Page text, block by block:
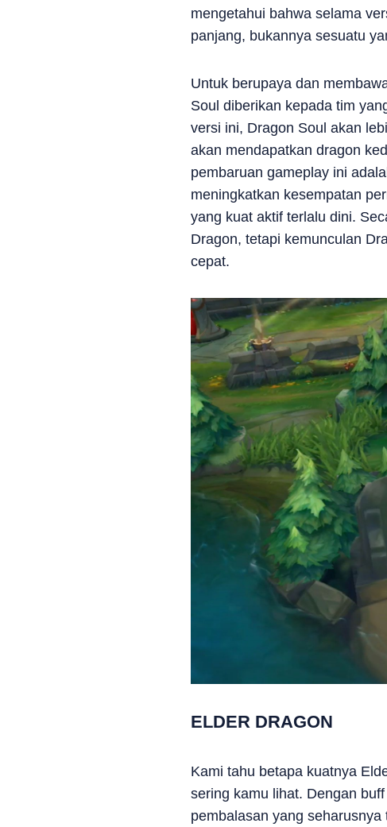
mengetahui bahwa selama
panjang, bukannya sesuatu
Untuk berupaya dan
Soul diberikan kepada tim
versi ini, Dragon Soul akan
akan mendapatkan dragon
pembaruan gameplay ini
meningkatkan kesempatan
yang kuat aktif terlalu dini.
Dragon, tetapi kemunculan
cepat.
ELDER DRAGON
Kami tahu betapa kuatnya
sering kamu lihat. Dengan
pembalasan yang